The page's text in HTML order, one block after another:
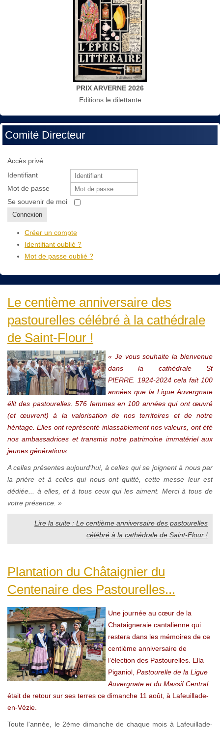
PRIX ARVERNE 2026
Editions le dilettante
Comité Directeur
Accès privé
Identifiant
Mot de passe
Se souvenir de moi
Connexion
Créer un compte
Identifiant oublié ?
Mot de passe oublié ?
Le centième anniversaire des
pastourelles célébré à la cathédrale
de Saint-Flour !
« Je vous souhaite la bienvenue
dans la cathédrale St
PIERRE.
1924-2024 cela fait 100
années que la Ligue Auvergnate
élit des pastourelles. 576 femmes en 100 années qui ont œuvré
(et œuvrent) à la valorisation de nos territoires et de notre
héritage. Elles ont représenté inlassablement nos valeurs, ont été
nos ambassadrices et transmis notre patrimoine immatériel aux
jeunes générations.
A celles présentes aujourd'hui, à celles qui se joignent à nous par
la prière et à celles qui nous ont quitté, cette messe leur est
dédiée... à elles, et à tous ceux qui les aiment. Merci à tous de
votre présence. »
Lire la suite : Le centième anniversaire des pastourelles
célébré à la cathédrale de Saint-Flour !
Plantation du Châtaignier du
Centenaire des Pastourelles...
Une journée au cœur de la
Chataigneraie cantalienne qui
restera dans les mémoires de ce
centième anniversaire de
l’élection des Pastourelles. Ella
Piganiol, Pastourelle de la Ligue
Auvergnate et du Massif Central
était de retour sur ses terres ce dimanche 11 août, à Lafeuillade-
en-Vézie.
Toute l'année, le 2ème dimanche de chaque mois à Lafeuillade-